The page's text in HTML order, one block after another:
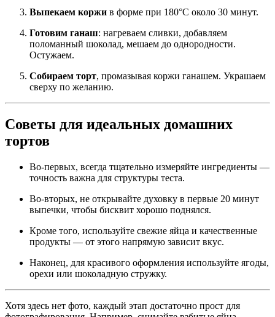
Выпекаем коржи в форме при 180°C около 30 минут.
Готовим ганаш: нагреваем сливки, добавляем
поломанный шоколад, мешаем до однородности.
Остужаем.
Собираем торт, промазывая коржи ганашем. Украшаем
сверху по желанию.
Советы для идеальных домашних
тортов
Во-первых, всегда тщательно измеряйте ингредиенты —
точность важна для структуры теста.
Во-вторых, не открывайте духовку в первые 20 минут
выпечки, чтобы бисквит хорошо поднялся.
Кроме того, используйте свежие яйца и качественные
продукты — от этого напрямую зависит вкус.
Наконец, для красивого оформления используйте ягоды,
орехи или шоколадную стружку.
Хотя здесь нет фото, каждый этап достаточно прост для